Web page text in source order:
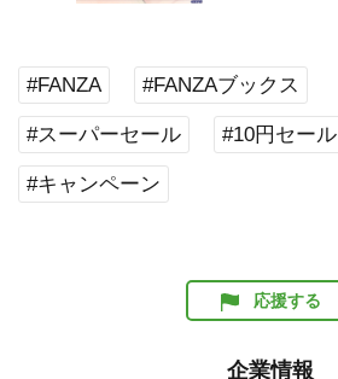
#FANZA #FANZAブックス
#スーパーセール #10円セール
#キャンペーン
応援する
企業情報